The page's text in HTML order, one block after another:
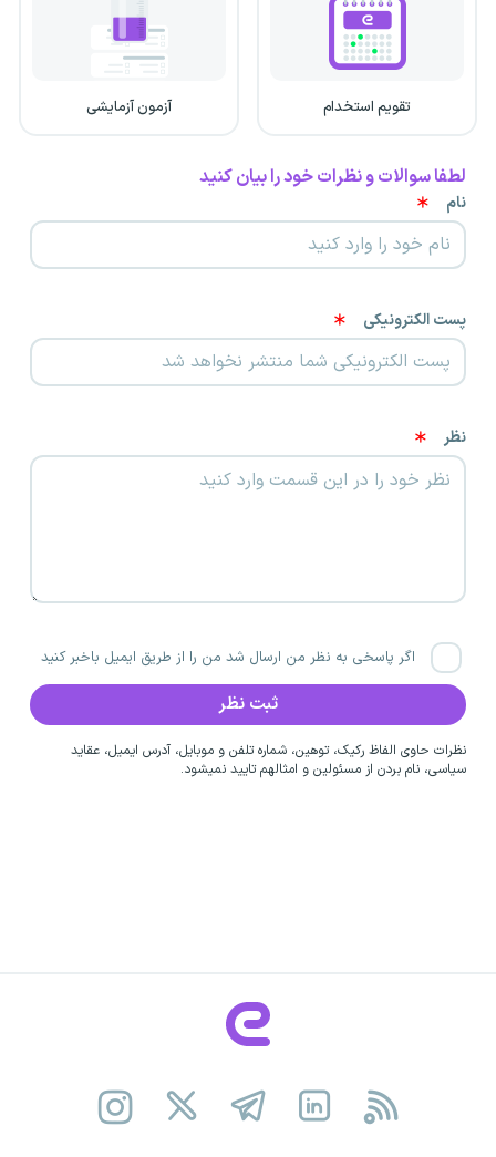
تقویم استخدام آزمون آزمایشی
لطفا سوالات و نظرات خود را بیان کنید
نام
پست الکترونیکی
نظر
اگر پاسخی به نظر من ارسال شد من را از طریق ایمیل باخبر کنید
نظرات حاوی الفاظ رکیک، توهین، شماره تلفن و موبایل، آدرس ایمیل، عقاید
سیاسی، نام بردن از مسئولین و امثالهم تایید نمیشود.